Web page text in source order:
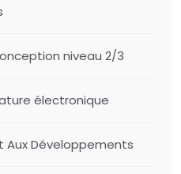
niveau 2/3
électronique
Aux Développements